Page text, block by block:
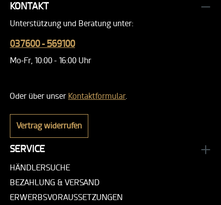
KONTAKT
Unterstützung und Beratung unter:
037600 - 569100
Mo-Fr, 10:00 - 16:00 Uhr
Oder über unser Kontaktformular.
Vertrag widerrufen
SERVICE
HÄNDLERSUCHE
BEZAHLUNG & VERSAND
ERWERBSVORAUSSETZUNGEN